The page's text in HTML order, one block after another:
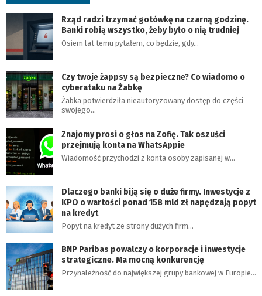
Rząd radzi trzymać gotówkę na czarną godzinę.
Banki robią wszystko, żeby było o nią trudniej
Osiem lat temu pytałem, co będzie, gdy…
Czy twoje żappsy są bezpieczne? Co wiadomo o
cyberataku na Żabkę
Żabka potwierdziła nieautoryzowany dostęp do części
swojego…
Znajomy prosi o głos na Zofię. Tak oszuści
przejmują konta na WhatsAppie
Wiadomość przychodzi z konta osoby zapisanej w…
Dlaczego banki biją się o duże firmy. Inwestycje z
KPO o wartości ponad 158 mld zł napędzają popyt
na kredyt
Popyt na kredyt ze strony dużych firm…
BNP Paribas powalczy o korporacje i inwestycje
strategiczne. Ma mocną konkurencję
Przynależność do największej grupy bankowej w Europie…